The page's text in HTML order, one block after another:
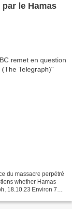
le Hamas
du massacre perpétré
whether Hamas
18.10.23 Environ 70